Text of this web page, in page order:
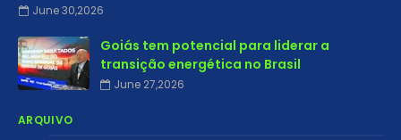
June 30,2026
Goiás tem potencial para liderar a
transição energética no Brasil
June 27,2026
ARQUIVO